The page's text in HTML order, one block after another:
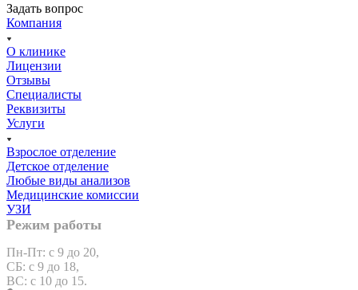
Задать вопрос
Компания
О клинике
Лицензии
Отзывы
Специалисты
Реквизиты
Услуги
Взрослое отделение
Детское отделение
Любые виды анализов
Медицинские комиссии
УЗИ
Режим работы
Пн-Пт: с 9 до 20,
СБ: с 9 до 18,
ВС: с 10 до 15.